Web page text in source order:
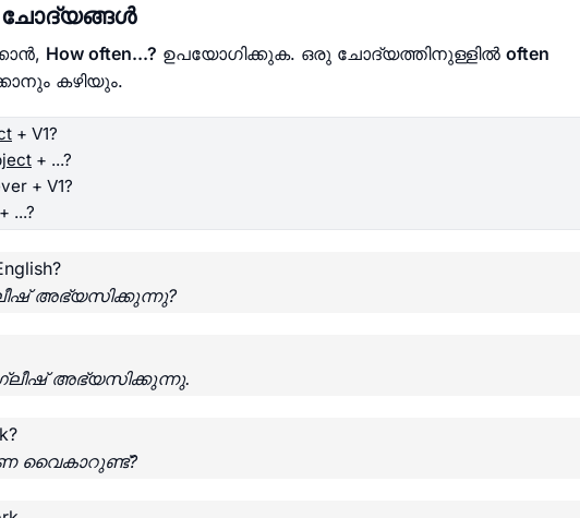
ചോദ്യങ്ങൾ
How often...? ഉപയോഗിക്കുക. ഒരു ചോദ്യത്തിനുള്ളിൽ often
കഴിയും.
+ V1?
+ ...?
+ V1?
...?
അഭ്യസിക്കുന്നു?
അഭ്യസിക്കുന്നു.
വൈകാറുണ്ട്?